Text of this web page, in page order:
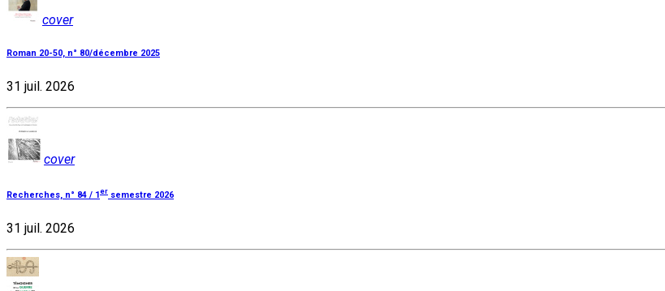
cover
Roman 20-50, n° 80/décembre 2025
31 juil. 2026
cover
Recherches, n° 84 / 1er semestre 2026
31 juil. 2026